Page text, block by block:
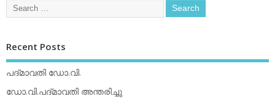
Recent Posts
പദ്മാവതി ഡോ.വി.
ഡോ.വി.പദ്മാവതി അന്തരിച്ചു